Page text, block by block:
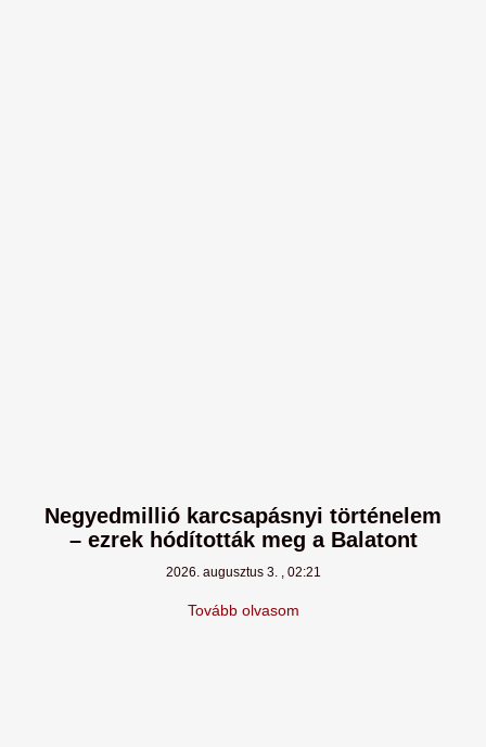
Negyedmillió karcsapásnyi történelem
– ezrek hódították meg a Balatont
2026. augusztus 3. 02:21
Tovább olvasom